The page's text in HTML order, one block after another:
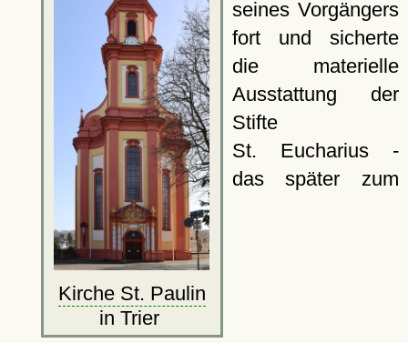
Kirche St. Paulin
in Trier
seines Vorgängers
fort und sicherte
die materielle
Ausstattung der
Stifte
St. Eucharius -
das später zum